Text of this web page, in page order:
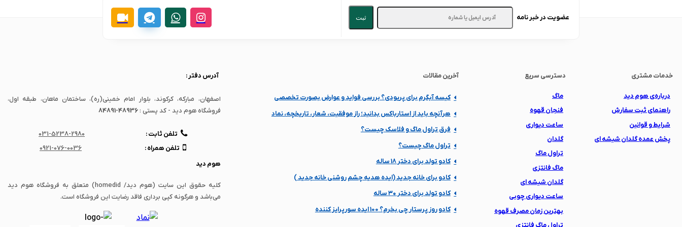
عضویت در خبر نامه ثبت
خدمات مشتری
درباره‌ی هوم دید
راهنمای ثبت سفارش
شرایط و قوانین
پخش عمده گلدان شیشه ای
دسترسی سریع
ماگ
فنجان قهوه
ساعت دیواری
گلدان
تراول ماگ
ماگ فانتزی
گلدان شیشه ای
ساعت دیواری چوبی
بهترین زمان مصرف قهوه
آخرین مقالات
کیسه آبگرم برای پریودی؟ بررسی فواید و عوارض بصورت تخصصی
هرآنچه باید از استارباکس بدانید؛ راز موفقیت، شعار، تاریخچه، نماد
فرق تراول ماگ و فلاسک چیست؟
تراول ماگ چیست؟
کادو تولد برای دختر 18 ساله
کادو برای خانه جدید (ایده هدیه چشم روشنی خانه جدید )
کادو تولد برای دختر ۳۰ ساله
کادو روز پرستار چی بخرم؟ 100 ایده سورپرایز کننده
آدرس دفتر :
اصفهان، مبارکه، کرکوند، بلوار امام خمینی(ره)، ساختمان ماهان، طبقه اول،
فروشگاه هوم دید - کد پستی :84891-48936
تلفن ثابت :
031-5238-2980
تلفن همراه :
0921-076-0036
هوم دید
کلیه حقوق این سایت (هوم دید/ homedid) متعلق به فروشگاه هوم دید
می‌باشد و هرگونه کپی برداری فاقد رضایت این فروشگاه است.